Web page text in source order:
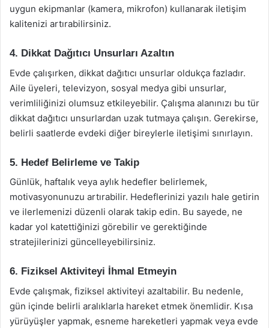
uygun ekipmanlar (kamera, mikrofon) kullanarak iletişim
kalitenizi artırabilirsiniz.
4. Dikkat Dağıtıcı Unsurları Azaltın
Evde çalışırken, dikkat dağıtıcı unsurlar oldukça fazladır.
Aile üyeleri, televizyon, sosyal medya gibi unsurlar,
verimliliğinizi olumsuz etkileyebilir. Çalışma alanınızı bu tür
dikkat dağıtıcı unsurlardan uzak tutmaya çalışın. Gerekirse,
belirli saatlerde evdeki diğer bireylerle iletişimi sınırlayın.
5. Hedef Belirleme ve Takip
Günlük, haftalık veya aylık hedefler belirlemek,
motivasyonunuzu artırabilir. Hedeflerinizi yazılı hale getirin
ve ilerlemenizi düzenli olarak takip edin. Bu sayede, ne
kadar yol katettiğinizi görebilir ve gerektiğinde
stratejilerinizi güncelleyebilirsiniz.
6. Fiziksel Aktiviteyi İhmal Etmeyin
Evde çalışmak, fiziksel aktiviteyi azaltabilir. Bu nedenle,
gün içinde belirli aralıklarla hareket etmek önemlidir. Kısa
yürüyüşler yapmak, esneme hareketleri yapmak veya evde